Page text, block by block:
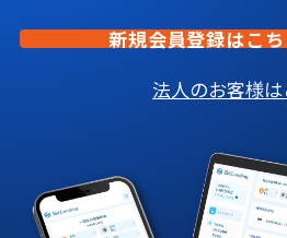
新規会員登録はこ
法人のお客様は